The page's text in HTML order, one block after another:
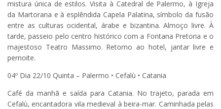
mistura única de estilos. Visita à Catedral de Palermo, à Igreja
da Martorana e à esplêndida Capela Palatina, símbolo da fusão
entre as culturas ocidental, árabe e bizantina. Almoço livre. À
tarde, passeio pelo centro histórico com a Fontana Pretoria e o
majestoso Teatro Massimo. Retorno ao hotel, jantar livre e
pernoite.
04º Dia 22/10 Quinta – Palermo • Cefalù • Catania
Café da manhã e saída para Catania. No trajeto, parada em
Cefalù, encantadora vila medieval à beira-mar. Caminhada pelas